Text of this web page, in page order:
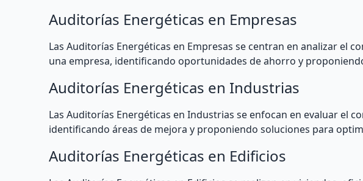
Auditorías Energéticas en Empresas
Las Auditorías Energéticas en Empresas se centran en analizar el
una empresa, identificando oportunidades de ahorro y
Auditorías Energéticas en Industrias
Las Auditorías Energéticas en Industrias se enfocan en evaluar el
identificando áreas de mejora y proponiendo soluciones para
Auditorías Energéticas en Edificios